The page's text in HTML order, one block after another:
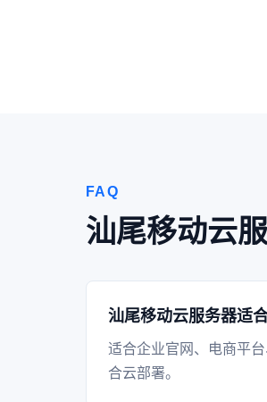
FAQ
汕尾移动云
汕尾移动云服务器适
适合企业官网、电商平
合云部署。